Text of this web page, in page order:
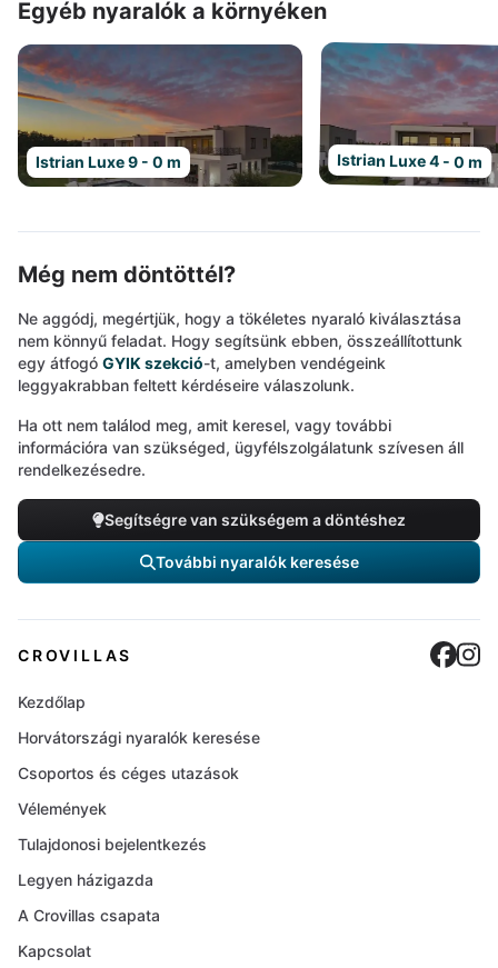
Egyéb nyaralók a környéken
Istrian Luxe 9 - 0 m Istrian Luxe 4 - 0 m
Még nem döntöttél?
Ne aggódj, megértjük, hogy a tökéletes nyaraló kiválasztása
nem könnyű feladat. Hogy segítsünk ebben, összeállítottunk
egy átfogó GYIK szekció-t, amelyben vendégeink
leggyakrabban feltett kérdéseire válaszolunk.
Ha ott nem találod meg, amit keresel, vagy további
információra van szükséged, ügyfélszolgálatunk szívesen áll
rendelkezésedre.
Segítségre van szükségem a döntéshez
További nyaralók keresése
CROVILLAS
Kezdőlap
Horvátországi nyaralók keresése
Csoportos és céges utazások
Vélemények
Tulajdonosi bejelentkezés
Legyen házigazda
A Crovillas csapata
Kapcsolat